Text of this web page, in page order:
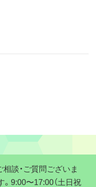
談・ご質問ございま
9:00〜17:00（土日祝